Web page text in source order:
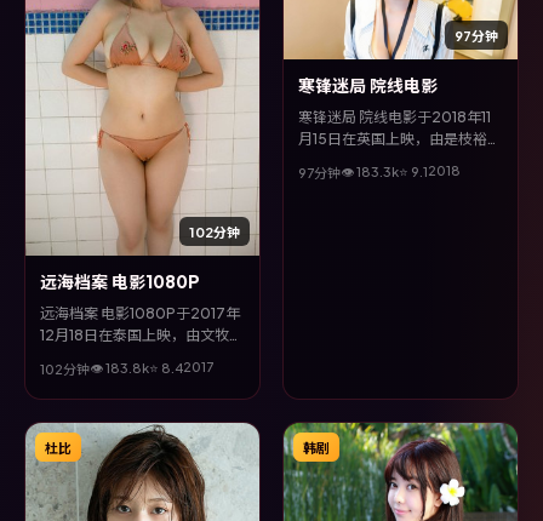
102分钟
远海档案 电影1080P
远海档案 电影1080P于2017年
12月18日在泰国上映，由文牧野
坤等主演。全片以喜剧类型为主
线，多条叙事线交织收束，悬念
与情感并重，适合喜欢强情节的
观众。
102分钟👁183.8k⭐ 8.42017
97分钟
寒锋迷局 院线电影
寒锋迷局 院线电影于2018年11
月15日在英国上映，由是枝裕和
演。全片以家庭类型为主线，改
97分钟👁183.3k⭐ 9.12018
杜比 韩剧